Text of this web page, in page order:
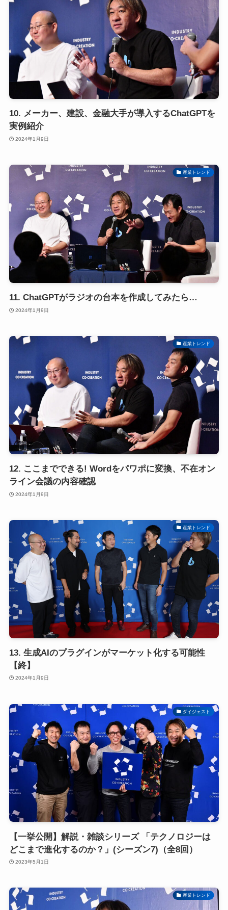
10. メーカー、建設、金融大手が導入するChatGPTを
実例紹介
2024年1月9日
産業トレンド
11. ChatGPTがラジオの台本を作成してみたら…
2024年1月9日
産業トレンド
12. ここまでできる! Wordをパワポに変換、不在オン
ライン会議の内容確認
2024年1月9日
産業トレンド
13. 生成AIのプラグインがマーケット化する可能性
【終】
2024年1月9日
ダイジェスト
【一挙公開】解説・雑談シリーズ 「テクノロジーは
どこまで進化するのか？」(シーズン7)（全8回）
2023年5月1日
産業トレンド